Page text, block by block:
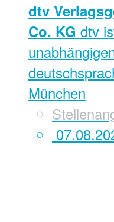
dtv
Co. KG dtv
München